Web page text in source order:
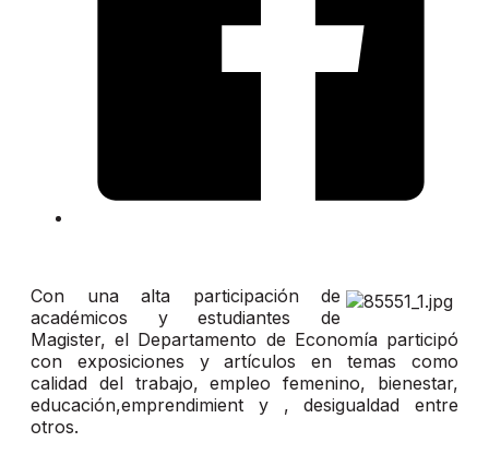
Con una alta participación de
académicos y estudiantes de
Magister, el Departamento de Economía participó
con exposiciones y artículos en temas como
calidad del trabajo, empleo femenino, bienestar,
educación,emprendimient y , desigualdad entre
otros.